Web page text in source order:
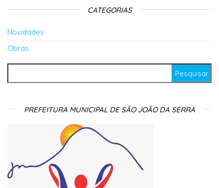
CATEGORIAS
Novidades
Obras
PREFEITURA MUNICIPAL DE SÃO JOÃO DA SERRA